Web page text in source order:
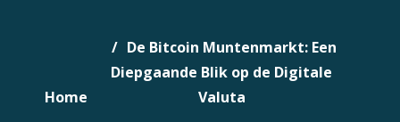
Home
De Bitcoin Muntenmarkt: Een
Diepgaande Blik op de Digitale
Valuta